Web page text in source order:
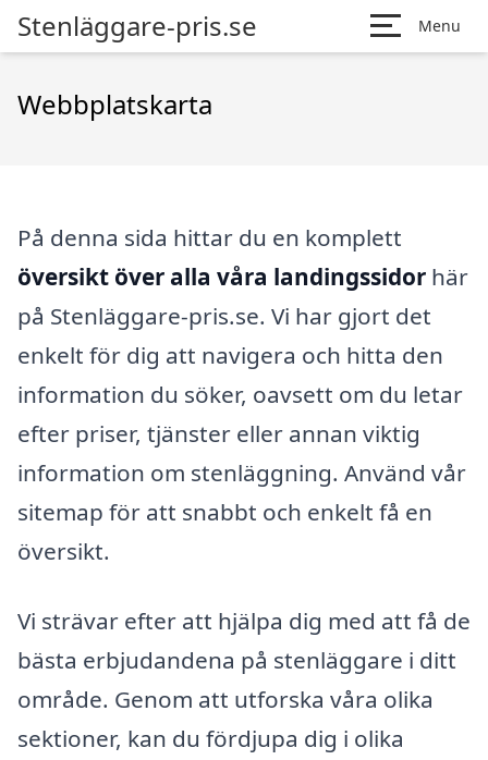
Stenläggare-pris.se Menu
Webbplatskarta
På denna sida hittar du en komplett
översikt över alla våra landingssidor här
på Stenläggare-pris.se. Vi har gjort det
enkelt för dig att navigera och hitta den
information du söker, oavsett om du letar
efter priser, tjänster eller annan viktig
information om stenläggning. Använd vår
sitemap för att snabbt och enkelt få en
översikt.
Vi strävar efter att hjälpa dig med att få de
bästa erbjudandena på stenläggare i ditt
område. Genom att utforska våra olika
sektioner, kan du fördjupa dig i olika